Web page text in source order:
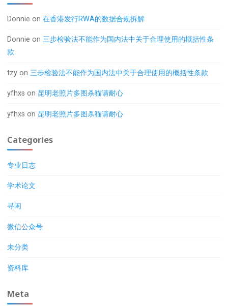
Donnie on在香港发行RWA的数据合规拆解
Donnie on三步检验法不能作为国内法中关于合理使用的概括性条
款
tzy on三步检验法不能作为国内法中关于合理使用的概括性条款
yfhxs on 昆明老照片多图杀猫请耐心
yfhxs on 昆明老照片多图杀猫请耐心
Categories
专业日志
学术论文
寻闲
微信公众号
未分类
资料库
Meta